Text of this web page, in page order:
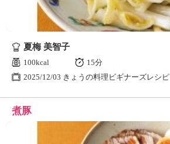
夏梅 美智子
100kcal
15分
2025/12/03 きょうの料理ビギナーズレシピ
煮豚